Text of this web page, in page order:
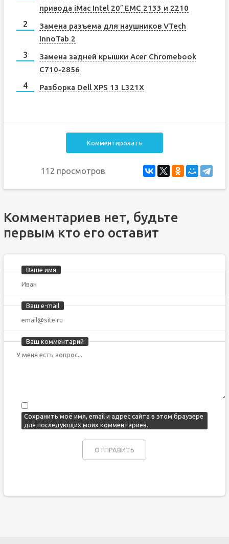
привода iMac Intel 20″ EMC 2133 и 2210
Замена разъема для наушников VTech
InnoTab 2
Замена задней крышки Acer Chromebook
C710-2856
Разборка Dell XPS 13 L321X
Комментировать
112 просмотров
Комментариев нет, будьте
первым кто его оставит
Ваше имя
Ваш e-mail
Ваш комментарий
Сохранить моё имя, email и адрес сайта в этом браузере
для последующих моих комментариев.